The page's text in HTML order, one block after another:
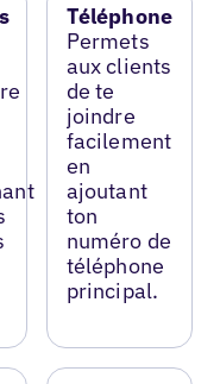
Téléphone
Permets
aux clients
de te
joindre
facilement
en
ajoutant
ton
numéro de
téléphone
principal.